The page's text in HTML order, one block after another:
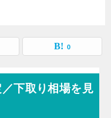
0
下取り相場を見